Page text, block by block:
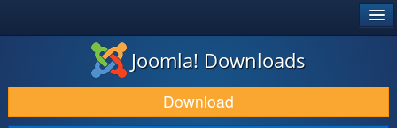
DOWNLOAD & KEMBANGKAN
TEMUKAN & PELAJARI
Joomla! Downloads
Download